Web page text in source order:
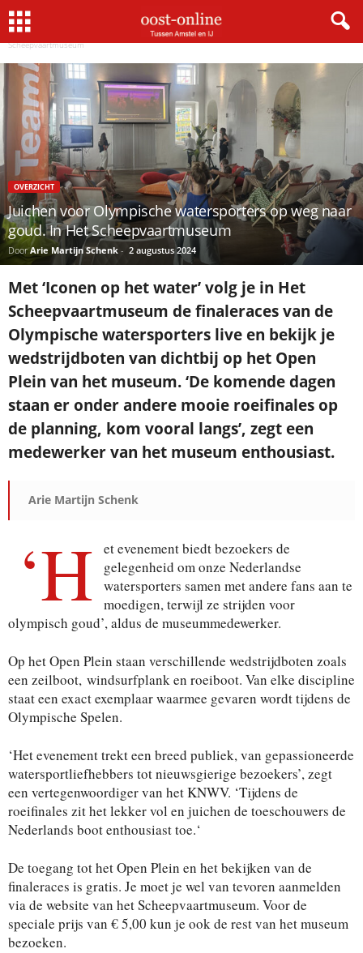
Home
Juichen voor Olympische watersporters op weg naar goud. In Het
Scheepvaartmuseum
OVERZICHT
Juichen voor Olympische watersporters op weg naar
goud. In Het Scheepvaartmuseum
Door Arie Martijn Schenk - 2 augustus 2024
Met ‘Iconen op het water’ volg je in Het
Scheepvaartmuseum de finaleraces van de
Olympische watersporters live en bekijk je
wedstrijdboten van dichtbij op het Open
Plein van het museum. ‘De komende dagen
staan er onder andere mooie roeifinales op
de planning, kom vooral langs’, zegt een
medewerker van het museum enthousiast.
Arie Martijn Schenk
‘H
et evenement biedt bezoekers de
gelegenheid om onze Nederlandse
watersporters samen met andere fans aan te
moedigen, terwijl ze strijden voor
olympisch goud’, aldus de museummedewerker.
Op het Open Plein staan verschillende wedstrijdboten zoals
een zeilboot, windsurfplank en roeiboot. Van elke discipline
staat een exact exemplaar waarmee gevaren wordt tijdens de
Olympische Spelen.
‘Het evenement trekt een breed publiek, van gepassioneerde
watersportliefhebbers tot nieuwsgierige bezoekers’, zegt
een vertegenwoordiger van het KNWV. ‘Tijdens de
roeifinales zit het lekker vol en juichen de toeschouwers de
Nederlands boot enthousiast toe.‘
De toegang tot het Open Plein en het bekijken van de
finaleraces is gratis. Je moet je wel van tevoren aanmelden
via de website van het Scheepvaartmuseum. Voor de
speciale prijs van € 5,00 kun je ook de rest van het museum
bezoeken.